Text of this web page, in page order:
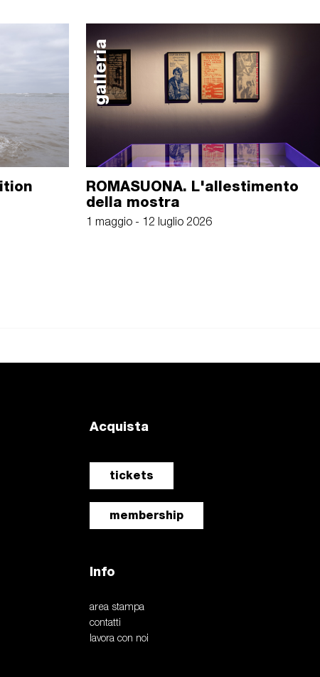
galleria
ROMASUONA. L'allestimento
della mostra
1 maggio - 12 luglio 2026
Acquista
tickets
membership
Info
area stampa
contatti
lavora con noi